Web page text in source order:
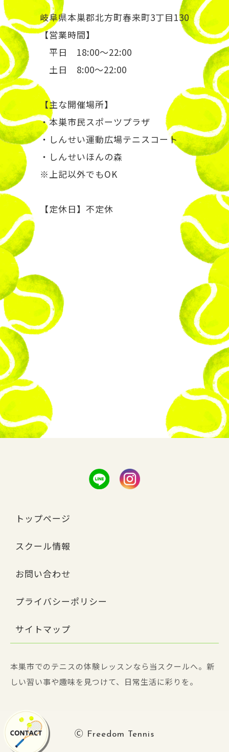
岐阜県本巣郡北方町春来町3丁目130
【営業時間】
平日 18:00～22:00
土日 8:00～22:00
【主な開催場所】
・本巣市民スポーツプラザ
・しんせい運動広場テニスコート
・しんせいほんの森
※上記以外でもOK
【定休日】不定休
トップページ
スクール情報
お問い合わせ
プライバシーポリシー
サイトマップ
本巣市でのテニスの体験レッスンなら当スクールへ。新
しい習い事や趣味を見つけて、日常生活に彩りを。
Ⓒ Freedom Tennis